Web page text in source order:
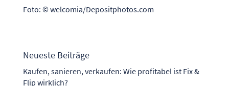
Foto: © welcomia/Depositphotos.com
Neueste Beiträge
Kaufen, sanieren, verkaufen: Wie profitabel ist Fix &
Flip wirklich?